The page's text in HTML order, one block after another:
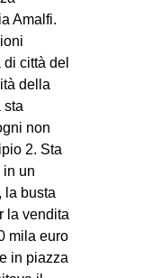
Amalfi.
città del
della
sta
non
2. Sta
in un
la busta
la vendita
mila euro
in piazza